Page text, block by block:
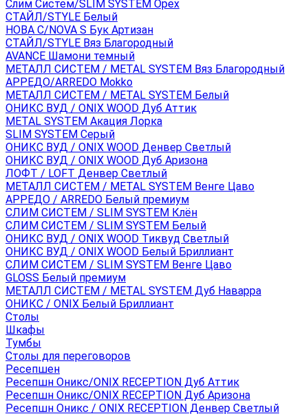
Слим Систем/SLIM SYSTEM Орех
СТАЙЛ/STYLE Белый
НОВА С/NOVA S Бук Артизан
СТАЙЛ/STYLE Вяз Благородный
AVANCE Шамони темный
МЕТАЛЛ СИСТЕМ / METAL SYSTEM Вяз Благородный
АРРЕДО/ARREDO Mokko
МЕТАЛЛ СИСТЕМ / METAL SYSTEM Белый
ОНИКС ВУД / ONIX WOOD Дуб Аттик
METAL SYSTEM Акация Лорка
SLIM SYSTEM Серый
ОНИКС ВУД / ONIX WOOD Денвер Светлый
ОНИКС ВУД / ONIX WOOD Дуб Аризона
ЛОФТ / LOFT Денвер Светлый
МЕТАЛЛ СИСТЕМ / METAL SYSTEM Венге Цаво
АРРЕДО / ARREDO Белый премиум
СЛИМ СИСТЕМ / SLIM SYSTEM Клён
СЛИМ СИСТЕМ / SLIM SYSTEM Белый
ОНИКС ВУД / ONIX WOOD Тиквуд Светлый
ОНИКС ВУД / ONIX WOOD Белый Бриллиант
СЛИМ СИСТЕМ / SLIM SYSTEM Венге Цаво
GLOSS Белый премиум
МЕТАЛЛ СИСТЕМ / METAL SYSTEM Дуб Наварра
ОНИКС / ONIX Белый Бриллиант
Столы
Шкафы
Тумбы
Столы для переговоров
Ресепшен
Ресепшн Оникс/ONIX RECEPTION Дуб Аттик
Ресепшн Оникс/ONIX RECEPTION Дуб Аризона
Ресепшн Оникс / ONIX RECEPTION Денвер Светлый